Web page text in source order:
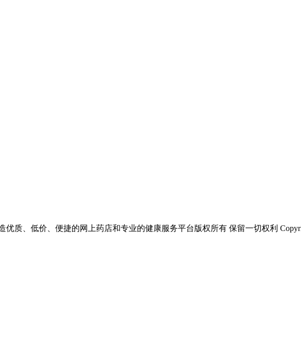
质、低价、便捷的网上药店和专业的健康服务平台版权所有 保留一切权利